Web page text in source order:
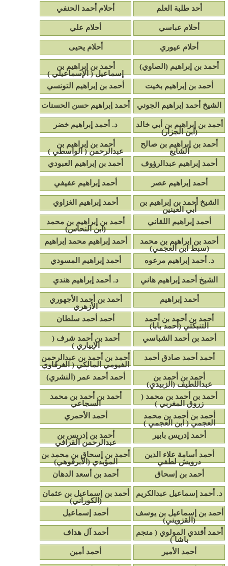
أحد طلبة العلم أحلام أحمد الحنفي
أحلام عباسي أحلام علي
أحلام عيوري أحلام يحيى
أحمد بن إبراهيم (الصاوي)
أحمد بن إبراهيم بن
إسماعيل ( الإسماعيلي )
أحمد بن إبراهيم بخيت
أحمد بن إبراهيم التونسي
الشيخ أحمد إبراهيم الجوني أحمد إبراهيم حسن الحسنات
أحمد بن إبراهيم بن أبي خالد
(ابن الجزار)
د. أحمد إبراهيم خضر
أحمد بن إبراهيم بن صالح
الشايع
أحمد بن إبراهيم بن
عبدالرحمن ( الواسطي )
أحمد إبراهيم عبدالرؤوف
أحمد بن إبراهيم العبودي
أحمد إبراهيم عصر أحمد إبراهيم عفيفي
الشيخ أحمد بن إبراهيم بن
أبي العينين
أحمد إبراهيم الغزاوي
أحمد إبراهيم اللقاني
أحمد بن إبراهيم بن محمد
(ابن النحاس)
أحمد بن إبراهيم بن محمد
(سبط ابن العجمي)
أحمد إبراهيم محمد إبراهيم
د. أحمد إبراهيم مرعوه أحمد إبراهيم المسودي
الشيخ أحمد إبراهيم هاني د. أحمد إبراهيم هندي
أحمد إبراهيم
أحمد بن أحمد الأجهوري
الأزهري
أحمد بن أحمد بن أحمد
التنبكتي (أحمد بابا)
أحمد أحمد سلطان
أحمد بن أحمد الشباسي
أحمد بن أحمد شرف (
الإبياري )
أحمد أحمد صادق أحمد
أحمد بن أحمد بن عبدالرحمن
الفيومي المالكي ( الغرقاوي
)
أحمد بن أحمد بن
عبداللطيف (الزبيدي)
أحمد أحمد عمر (النشري)
أحمد بن أحمد بن محمد (
زروق المغربي )
أحمد بن أحمد بن محمد
السجاعي
أحمد بن أحمد بن محمد
العجمي ( ابن العجمي )
أحمد الأحمري
أحمد إدريس بابير
أحمد بن إدريس بن
عبدالرحمن القرافي
أحمد أسامة علاء الدين
درويش لطفي
أحمد بن إسحاق بن محمد بن
المؤبدي (الأبرقوهي)
أحمد بن إسحاق
أحمد بن أسعد الدهان
د. أحمد إسماعيل عبدالكريم
أحمد بن إسماعيل بن عثمان
(الكوراني)
أحمد بن إسماعيل بن يوسف
(القزويني)
أحمد إسماعيل
أحمد أفندي المولوي ( منجم
باشا )
أحمد آل هداف
أحمد الأمير أحمد أمين